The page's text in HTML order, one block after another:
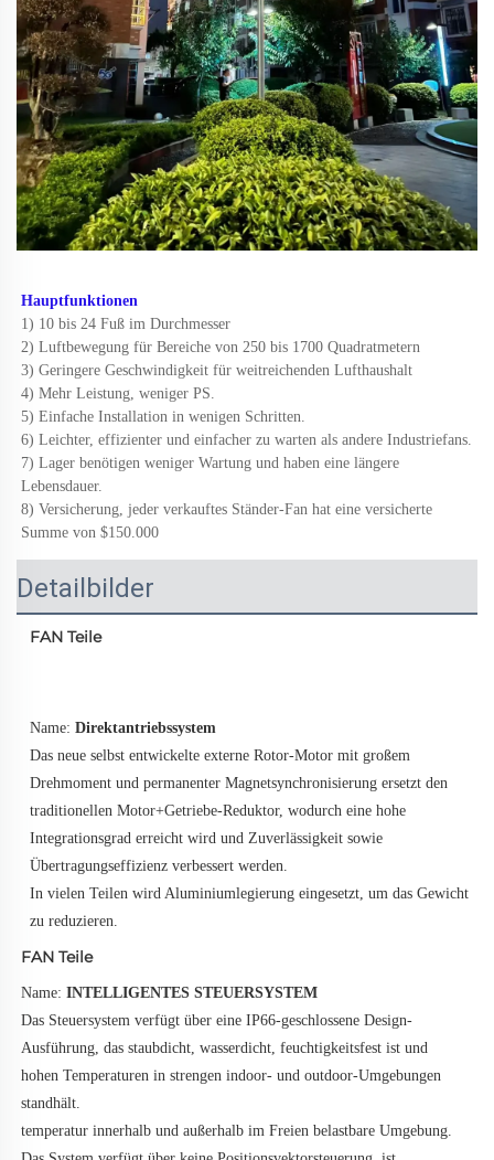
Hauptfunktionen
1) 10 bis 24 Fuß im Durchmesser
2) Luftbewegung für Bereiche von 250 bis 1700 Quadratmetern
3) Geringere Geschwindigkeit für weitreichenden Lufthaushalt
4) Mehr Leistung, weniger PS.
5) Einfache Installation in wenigen Schritten.
7) Lager benötigen weniger Wartung und haben eine längere
Lebensdauer.
8) Versicherung, jeder verkauftes Ständer-Fan hat eine versicherte
Summe von $150.000
Detailbilder
FAN Teile
Name: Direktantriebssystem
Das neue selbst entwickelte externe Rotor-Motor mit großem
Drehmoment und permanenter Magnetsynchronisierung ersetzt den
traditionellen Motor+Getriebe-Reduktor, wodurch eine hohe
Integrationsgrad erreicht wird und Zuverlässigkeit sowie
Übertragungseffizienz verbessert werden.
In vielen Teilen wird Aluminiumlegierung eingesetzt, um das Gewicht
zu reduzieren.
FAN Teile
Name: INTELLIGENTES STEUERSYSTEM
Das Steuersystem verfügt über eine IP66-geschlossene Design-
Ausführung, das staubdicht, wasserdicht, feuchtigkeitsfest ist und
hohen Temperaturen in strengen indoor- und outdoor-Umgebungen
standhält.
temperatur innerhalb und außerhalb im Freien belastbare Umgebung.